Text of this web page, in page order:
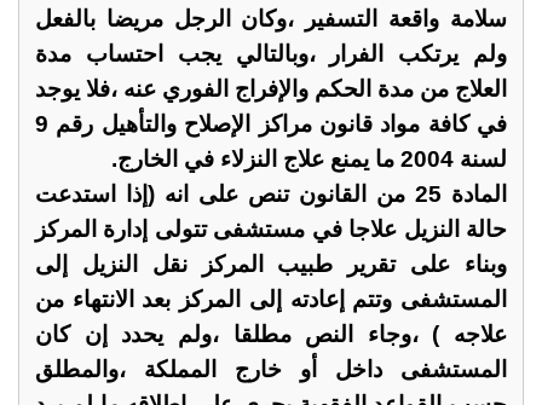
سلامة واقعة التسفير ،وكان الرجل مريضا بالفعل
ولم يرتكب الفرار ،وبالتالي يجب احتساب مدة
العلاج من مدة الحكم والإفراج الفوري عنه ،فلا يوجد
في كافة مواد قانون مراكز الإصلاح والتأهيل رقم 9
لسنة 2004 ما يمنع علاج النزلاء في الخارج.
المادة 25 من القانون تنص على انه (إذا استدعت
حالة النزيل علاجا في مستشفى تتولى إدارة المركز
وبناء على تقرير طبيب المركز نقل النزيل إلى
المستشفى وتتم إعادته إلى المركز بعد الانتهاء من
علاجه ) ،وجاء النص مطلقا ،ولم يحدد إن كان
المستشفى داخل أو خارج المملكة ،والمطلق